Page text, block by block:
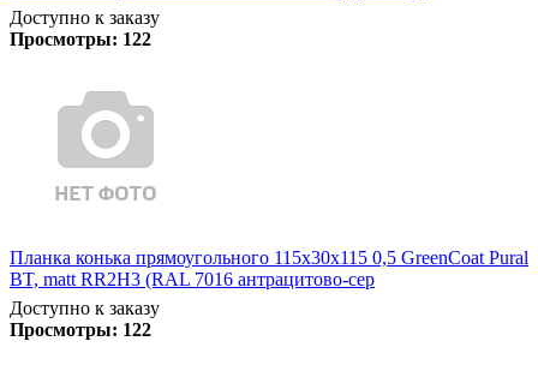
Доступно к заказу
Просмотры: 122
Планка конька прямоугольного 115х30х115 0,5 GreenCoat Pural
BT, matt RR2Н3 (RAL 7016 антрацитово-сер
Доступно к заказу
Просмотры: 122